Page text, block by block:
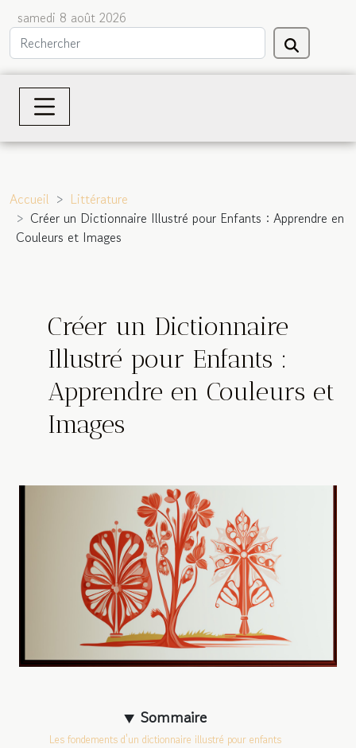
samedi 8 août 2026
Accueil
Littérature
Créer un Dictionnaire Illustré pour Enfants : Apprendre en
Couleurs et Images
Créer un Dictionnaire
Illustré pour Enfants :
Apprendre en Couleurs et
Images
Sommaire
Les fondements d'un dictionnaire illustré pour enfants